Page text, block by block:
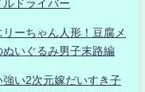
ルドライバー
ーちゃん人形！豆腐メ
いぐるみ男子末路編
い2次元嫁だいすき子